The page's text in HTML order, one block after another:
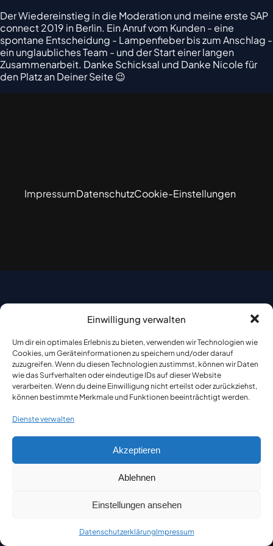
Einwilligung verwalten
Um dir ein optimales Erlebnis zu bieten, verwenden wir Technologien wie
Cookies, um Geräteinformationen zu speichern und/oder darauf
zuzugreifen. Wenn du diesen Technologien zustimmst, können wir Daten
wie das Surfverhalten oder eindeutige IDs auf dieser Website
verarbeiten. Wenn du deine Einwilligung nicht erteilst oder zurückziehst,
können bestimmte Merkmale und Funktionen beeinträchtigt werden.
Dienste verwalten
Akzeptieren
Ablehnen
Einstellungen ansehen
DatenschutzerklärungImpressum
Der Wiedereinstieg in die Moderation und meine erste SAP
connect 2019 in Berlin. Ein Anruf vom Kunden - eine
spontane Entscheidung - Lampenfieber bis zum Anschlag -
ein unglaubliches Team - und der Start einer langen
Zusammenarbeit. Danke Schicksal und Danke Nicole für
den Platz an Deiner Seite 😉
ImpressumDatenschutzCookie-Einstellungen